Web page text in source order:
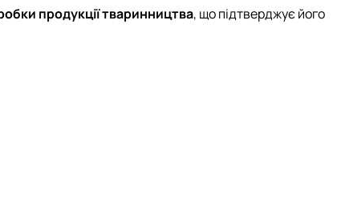
продукції тваринництва, що підтверджує його